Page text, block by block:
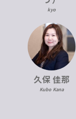
kyo
久保 佳那
Kubo Kana